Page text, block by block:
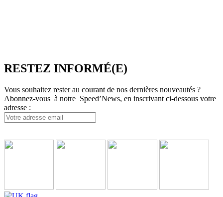
RESTEZ INFORMÉ(E)
Vous souhaitez rester au courant de nos dernières nouveautés ?
Abonnez-vous à notre Speed’News, en inscrivant ci-dessous votre
adresse :